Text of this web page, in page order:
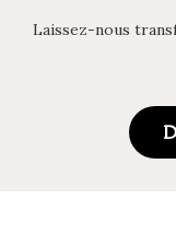
Laissez-nous